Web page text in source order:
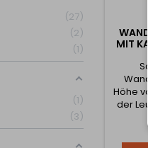
27
2
1
1
3
MIT
Höhe
der